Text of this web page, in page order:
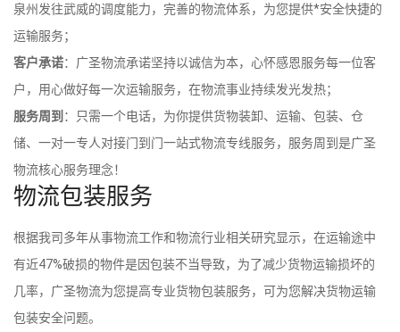
泉州发往武威的调度能力，完善的物流体系，为您提供*安全快捷的
运输服务；
客户承诺：广圣物流承诺坚持以诚信为本，心怀感恩服务每一位客
户，用心做好每一次运输服务，在物流事业持续发光发热；
服务周到 ：只需一个电话，为你提供货物装卸、运输、包装、仓
储、一对一专人对接门到门一站式物流专线服务，服务周到是广圣
物流核心服务理念！
物流包装服务
根据我司多年从事物流工作和物流行业相关研究显示，在运输途中
有近47%破损的物件是因包装不当导致，为了减少货物运输损坏的
几率，广圣物流为您提高专业货物包装服务，可为您解决货物运输
包装安全问题。